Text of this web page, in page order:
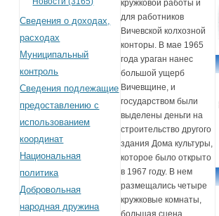
Сведения о доходах,
расходах
Муниципальный
контроль
Сведения подлежащие
предоставлению с
использованием
координат
Национальная
политика
Добровольная
народная дружина
кружковой работы и
для работников
Вичевской колхозной
конторы. В мае 1965
года ураган нанес
большой ущерб
Вичевщине, и
государством были
выделены деньги на
строительство другого
здания Дома культуры,
которое было открыто
в 1967 году. В нем
размещались четыре
кружковые комнаты,